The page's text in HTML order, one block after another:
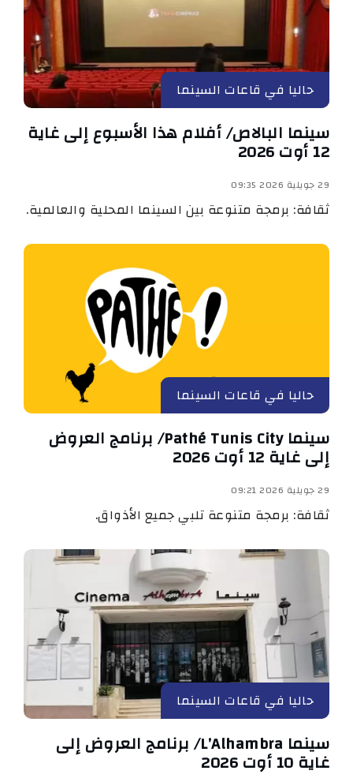
حاليا في قاعات السينما
سينما البالاص/ أفلام هذا الأسبوع إلى غاية
12 أوت 2026
29 جويلية 2026 09:35
ثقافة: برمجة متنوعة بين السينما المحلية والعالمية.
حاليا في قاعات السينما
سينما Pathé Tunis City/ برنامج العروض
إلى غاية 12 أوت 2026
29 جويلية 2026 09:21
ثقافة: برمجة متنوعة تلبي جميع الأذواق.
حاليا في قاعات السينما
سينما L’Alhambra/ برنامج العروض إلى
غاية 10 أوت 2026